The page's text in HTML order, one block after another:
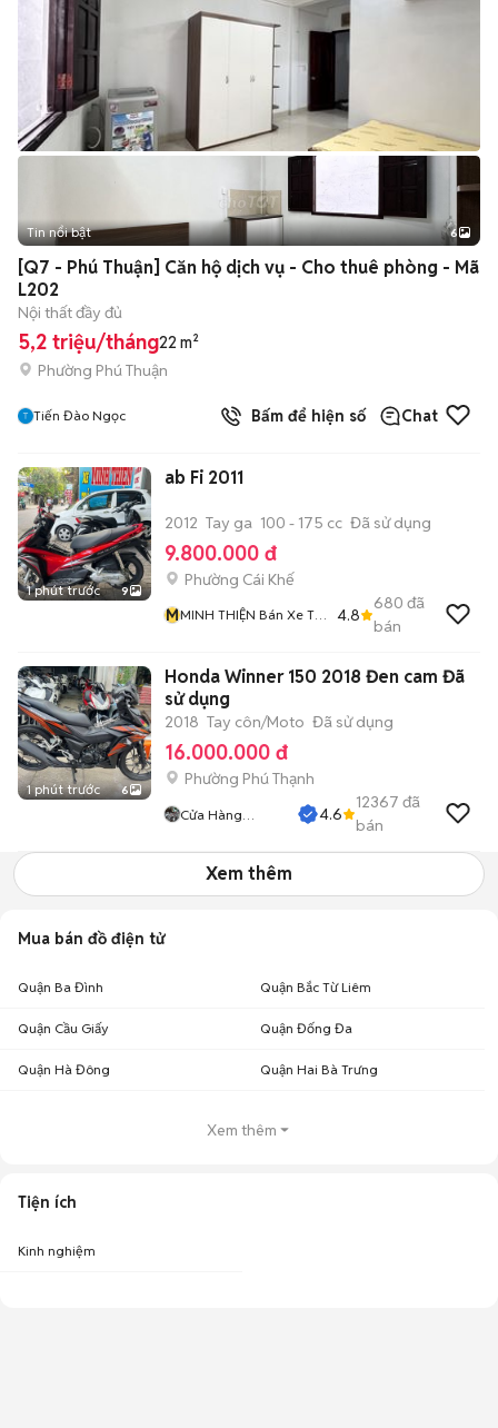
+2
Tin nổi bật 6
[Q7 - Phú Thuận] Căn hộ dịch vụ - Cho thuê phòng - Mã
L202
Nội thất đầy đủ
5,2 triệu/tháng22 m²
Phường Phú Thuận
Tiến Đào Ngọc Bấm để hiện số Chat
1 phút trước 9
ab Fi 2011
2012 Tay ga 100 - 175 cc Đã sử dụng
9.800.000 đ
Phường Cái Khế
MMINH THIỆN Bán Xe Trả
4.8
680 đã
bán
1 phút trước 6
Honda Winner 150 2018 Đen cam Đã
sử dụng
2018 Tay côn/Moto Đã sử dụng
16.000.000 đ
Phường Phú Thạnh
Cửa Hàng
4.6
12367 đã
bán
Xem thêm
Mua bán đồ điện tử
Quận Ba Đình Quận Bắc Từ Liêm
Quận Cầu Giấy Quận Đống Đa
Quận Hà Đông Quận Hai Bà Trưng
Xem thêm
Tiện ích
Kinh nghiệm